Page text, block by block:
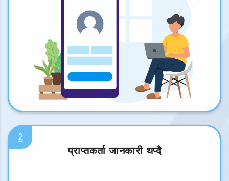
2
प्राप्तकर्ता जानकारी थप्दै